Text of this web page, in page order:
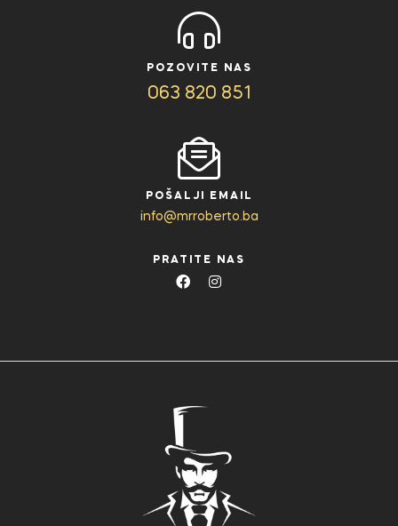
POZOVITE NAS
063 820 851
POŠALJI EMAIL
info@mrroberto.ba
PRATITE NAS